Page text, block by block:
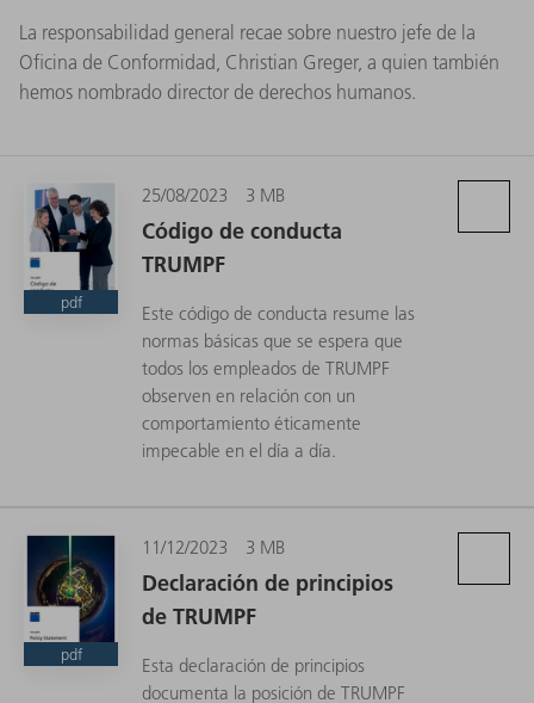
La responsabilidad general recae sobre nuestro jefe de la
Oficina de Conformidad, Christian Greger, a quien también
hemos nombrado director de derechos humanos.
pdf
25/08/2023 3 MB
Código de conducta
TRUMPF
Este código de conducta resume las
normas básicas que se espera que
todos los empleados de TRUMPF
observen en relación con un
comportamiento éticamente
impecable en el día a día.
pdf
11/12/2023 3 MB
Declaración de principios
de TRUMPF
Esta declaración de principios
documenta la posición de TRUMPF